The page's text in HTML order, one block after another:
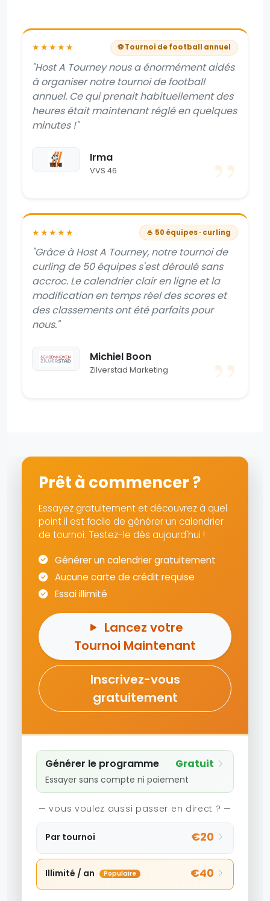
★★★★★ ⚽ Tournoi de football annuel
"Host A Tourney nous a énormément aidés
à organiser notre tournoi de football
annuel. Ce qui prenait habituellement des
heures était maintenant réglé en quelques
minutes !"
Irma
VVS 46
★★★★★ 🥌 50 équipes · curling
"Grâce à Host A Tourney, notre tournoi de
curling de 50 équipes s'est déroulé sans
accroc. Le calendrier clair en ligne et la
modification en temps réel des scores et
des classements ont été parfaits pour
nous."
Michiel Boon
Zilverstad Marketing
Prêt à commencer ?
Essayez gratuitement et découvrez à quel
point il est facile de générer un calendrier
de tournoi. Testez-le dès aujourd'hui !
Générer un calendrier gratuitement
Aucune carte de crédit requise
Essai illimité
Lancez votre
Tournoi Maintenant
Inscrivez-vous
gratuitement
Générer le programme Gratuit
Essayer sans compte ni paiement
— vous voulez aussi passer en direct ? —
Par tournoi €20
Illimité / an Populaire €40